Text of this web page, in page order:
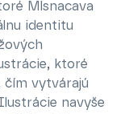
Mlsnacava
identitu
ktoré
čím vytvárajú
navyše